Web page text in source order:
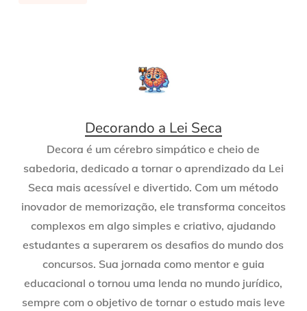
Decorando a Lei Seca
Decora é um cérebro simpático e cheio de
sabedoria, dedicado a tornar o aprendizado da Lei
Seca mais acessível e divertido. Com um método
inovador de memorização, ele transforma conceitos
complexos em algo simples e criativo, ajudando
estudantes a superarem os desafios do mundo dos
concursos. Sua jornada como mentor e guia
educacional o tornou uma lenda no mundo jurídico,
sempre com o objetivo de tornar o estudo mais leve